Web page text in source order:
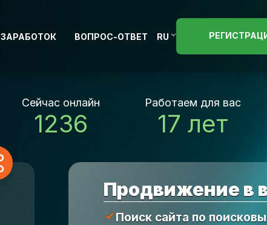
ЗАРАБОТОК ВОПРОС-ОТВЕТ RU
Сейчас онлайн
1236
Работаем для вас
17 лет
Продвижение в
Поиск сайта по